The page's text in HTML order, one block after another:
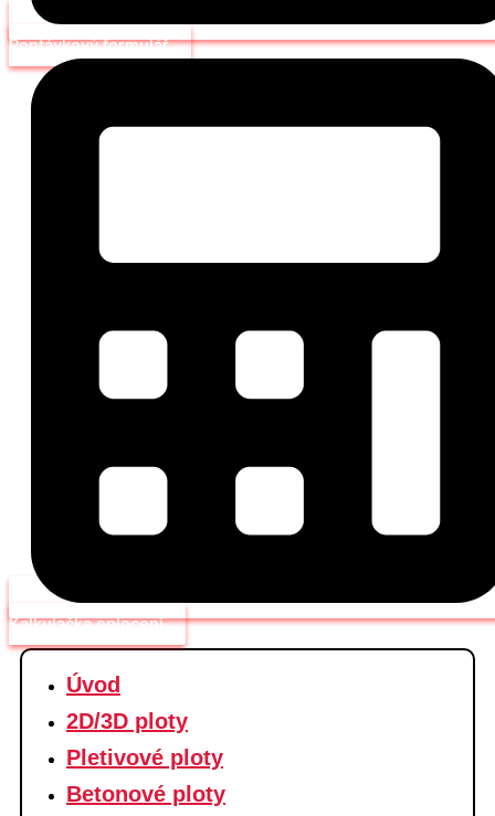
Poptávkový formulář
Kalkulačka oplocení
Úvod
2D/3D ploty
Pletivové ploty
Betonové ploty